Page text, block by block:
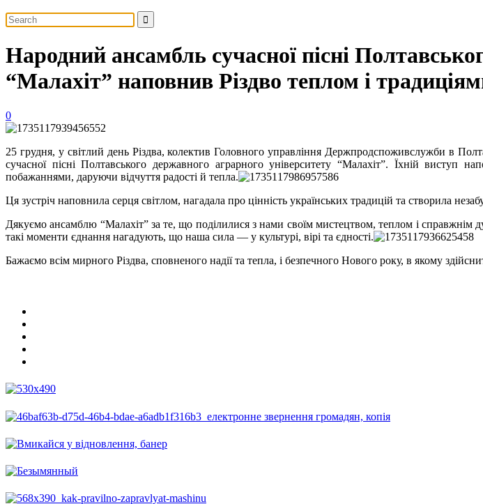
Народний ансамбль сучасної пісні
“Малахіт” наповнив Різдво теплом і
0
25 грудня, у світлий день Різдва, колектив Головного управління Держпродспоживслужби в
сучасної пісні Полтавського державного аграрного університету “Малахіт”. Їхній
побажаннями, даруючи відчуття радості й тепла.
Ця зустріч наповнила серця світлом, нагадала про цінність українських традицій та створила
Дякуємо ансамблю “Малахіт” за те, що поділилися з нами своїм мистецтвом, теплом і справжнім
такі моменти єднання нагадують, що наша сила — у культурі, вірі та єдності.
Бажаємо всім мирного Різдва, сповненого надії та тепла, і безпечного Нового року, в якому